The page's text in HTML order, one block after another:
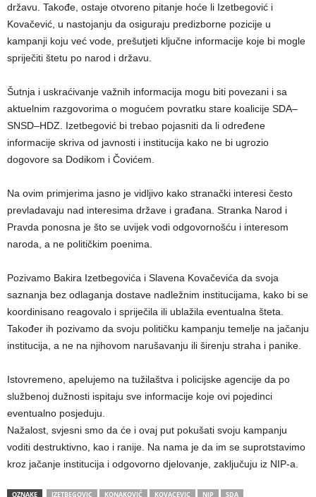
državu. Takođe, ostaje otvoreno pitanje hoće li Izetbegović i
Kovačević, u nastojanju da osiguraju predizborne pozicije u
kampanji koju već vode, prešutjeti ključne informacije koje bi mogle
spriječiti štetu po narod i državu.
Šutnja i uskraćivanje važnih informacija mogu biti povezani i sa
aktuelnim razgovorima o mogućem povratku stare koalicije SDA–
SNSD–HDZ. Izetbegović bi trebao pojasniti da li određene
informacije skriva od javnosti i institucija kako ne bi ugrozio
dogovore sa Dodikom i Čovićem.
Na ovim primjerima jasno je vidljivo kako stranački interesi često
prevladavaju nad interesima države i građana. Stranka Narod i
Pravda ponosna je što se uvijek vodi odgovornošću i interesom
naroda, a ne političkim poenima.
Pozivamo Bakira Izetbegovića i Slavena Kovačevića da svoja
saznanja bez odlaganja dostave nadležnim institucijama, kako bi se
koordinisano reagovalo i spriječila ili ublažila eventualna šteta.
Također ih pozivamo da svoju političku kampanju temelje na jačanju
institucija, a ne na njihovom narušavanju ili širenju straha i panike.
Istovremeno, apelujemo na tužilaštva i policijske agencije da po
službenoj dužnosti ispitaju sve informacije koje ovi pojedinci
eventualno posjeduju.
Nažalost, svjesni smo da će i ovaj put pokušati svoju kampanju
voditi destruktivno, kao i ranije. Na nama je da im se suprotstavimo
kroz jačanje institucija i odgovorno djelovanje, zaključuju iz NIP-a.
OZNAKE IZETBEGOVIC KONAKOVIĆ KOVACEVIC NIP SDA